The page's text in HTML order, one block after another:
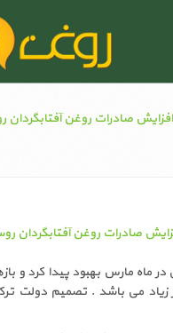
افزایش صادرات روغن آفتابگردان
فصلی در ماه مارس بهبود پیدا کرد
زیاد می باشد . تصمیم